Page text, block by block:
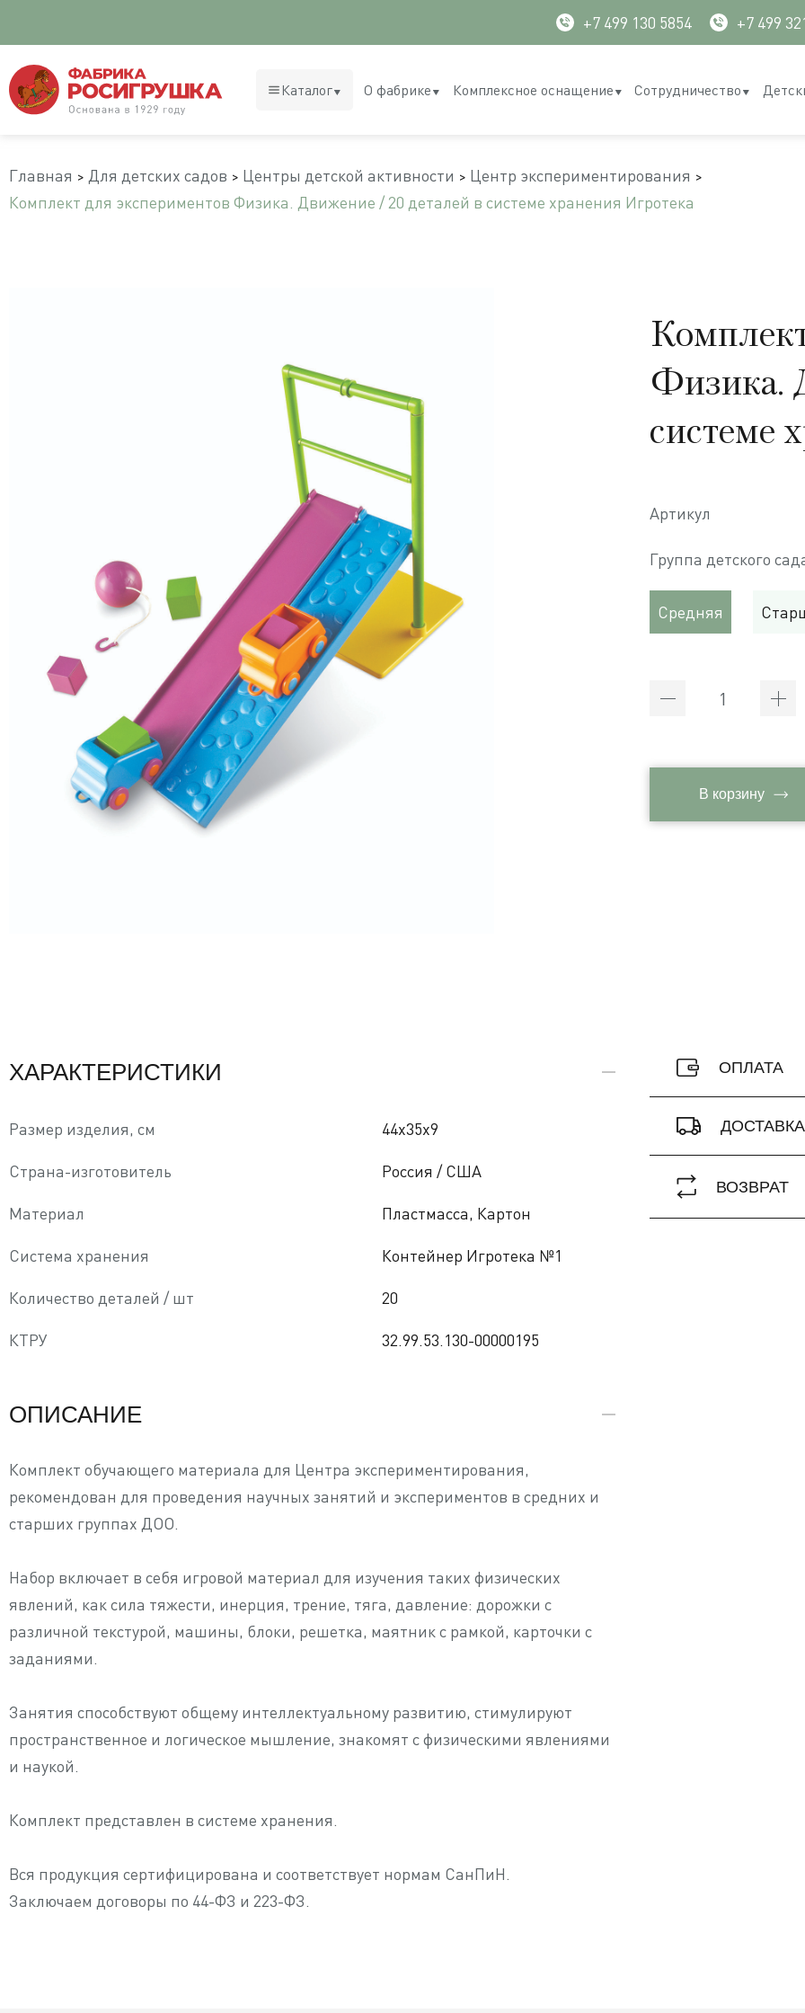
+7 499 130 5854 +7 499
Каталог О фабрике Комплексное оснащение Сотрудничество
Главная Для детских садов Центры детской активности
Центр экспериментирования
Комплект для экспериментов Физика. Движение / 20 деталей в системе хранения Игротека
Физика.
системе
Артикул
Группа детского
Средняя
В корзину
ХАРАКТЕРИСТИКИ
Размер изделия, см 44x35x9
Страна-изготовитель Россия / США
Материал Пластмасса, Картон
Система хранения Контейнер Игротека №1
Количество деталей / шт 20
КТРУ 32.99.53.130-00000195
ОПИСАНИЕ
Комплект обучающего материала для Центра экспериментирования,
рекомендован для проведения научных занятий и экспериментов в средних и
старших группах ДОО.
Набор включает в себя игровой материал для изучения таких физических
явлений, как сила тяжести, инерция, трение, тяга, давление: дорожки с
различной текстурой, машины, блоки, решетка, маятник с рамкой, карточки с
заданиями.
Занятия способствуют общему интеллектуальному развитию, стимулируют
пространственное и логическое мышление, знакомят с физическими явлениями
и наукой.
Комплект представлен в системе хранения.
Вся продукция сертифицирована и соответствует нормам СанПиН.
Заключаем договоры по 44-ФЗ и 223-ФЗ.
ОПЛАТА
ДОСТАВКА
ВОЗВРАТ